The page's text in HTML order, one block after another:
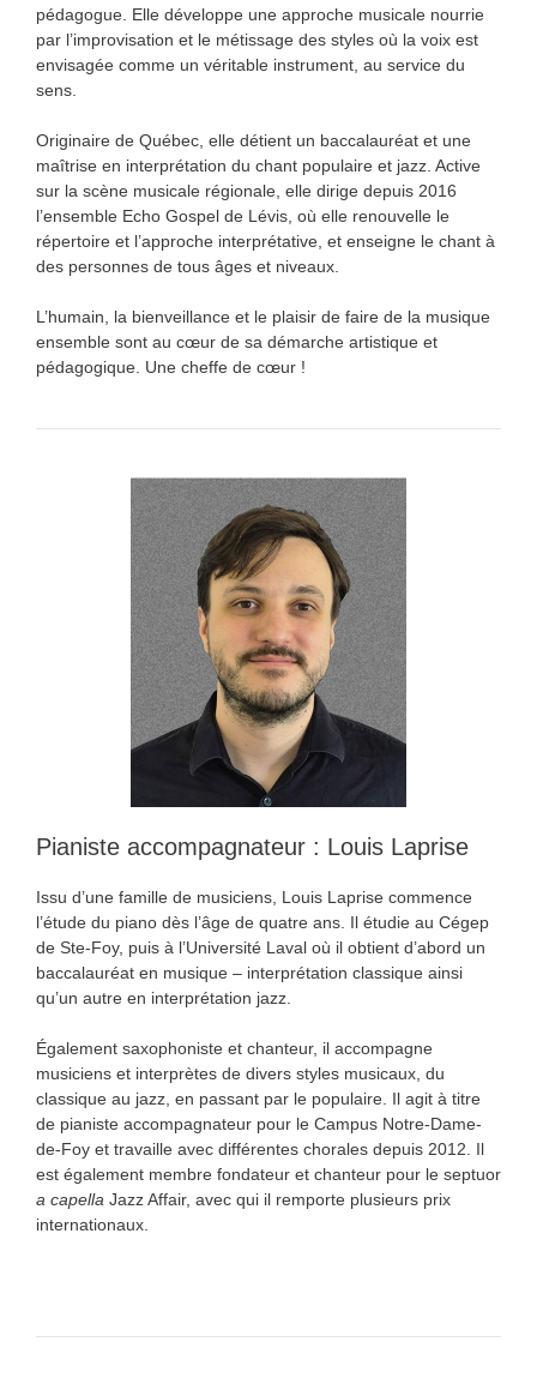
pédagogue. Elle développe une approche musicale nourrie
par l’improvisation et le métissage des styles où la voix est
envisagée comme un véritable instrument, au service du
sens.
Originaire de Québec, elle détient un baccalauréat et une
maîtrise en interprétation du chant populaire et jazz. Active
sur la scène musicale régionale, elle dirige depuis 2016
l’ensemble Echo Gospel de Lévis, où elle renouvelle le
répertoire et l’approche interprétative, et enseigne le chant à
des personnes de tous âges et niveaux.
L’humain, la bienveillance et le plaisir de faire de la musique
ensemble sont au cœur de sa démarche artistique et
pédagogique. Une cheffe de cœur !
Pianiste accompagnateur : Louis Laprise
Issu d’une famille de musiciens, Louis Laprise commence
l’étude du piano dès l’âge de quatre ans. Il étudie au Cégep
de Ste-Foy, puis à l’Université Laval où il obtient d’abord un
baccalauréat en musique – interprétation classique ainsi
qu’un autre en interprétation jazz.
Également saxophoniste et chanteur, il accompagne
musiciens et interprètes de divers styles musicaux, du
classique au jazz, en passant par le populaire. Il agit à titre
de pianiste accompagnateur pour le Campus Notre-Dame-
de-Foy et travaille avec différentes chorales depuis 2012. Il
est également membre fondateur et chanteur pour le septuor
a capella Jazz Affair, avec qui il remporte plusieurs prix
internationaux.